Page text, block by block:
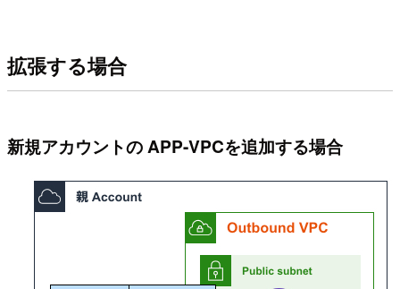
拡張する場合
新規アカウントの APP-VPCを追加する場合